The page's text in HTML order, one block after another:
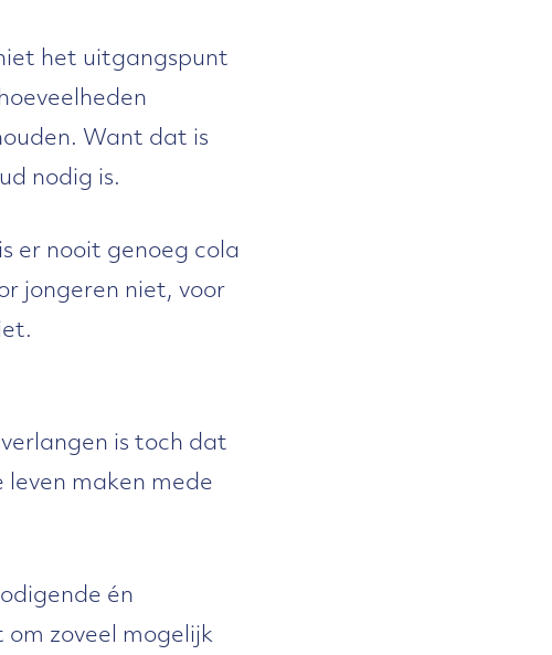
het uitgangspunt
Want dat is
nodig is.
er nooit genoeg cola
jongeren niet, voor
is toch dat
leven maken mede
én
zoveel mogelijk